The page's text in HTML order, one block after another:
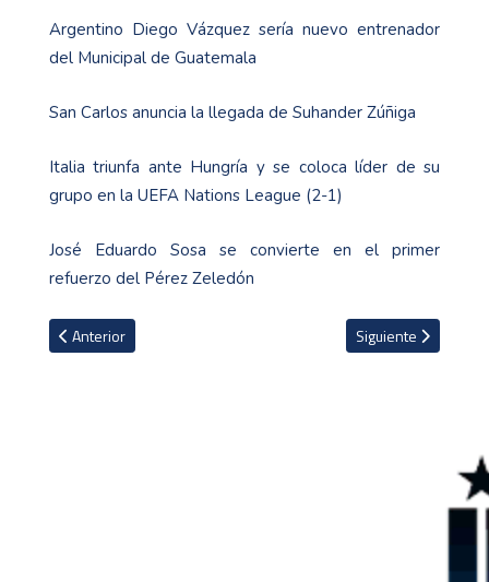
Argentino Diego Vázquez sería nuevo entrenador
del Municipal de Guatemala
San Carlos anuncia la llegada de Suhander Zúñiga
Italia triunfa ante Hungría y se coloca líder de su
grupo en la UEFA Nations League (2-1)
José Eduardo Sosa se convierte en el primer
refuerzo del Pérez Zeledón
Artículo anterior: Honduras peligra su clasificación a la Copa Oro
Anterior Artículo siguiente:
Siguiente